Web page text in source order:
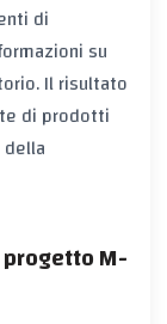
di
su
Il risultato
di prodotti
M-